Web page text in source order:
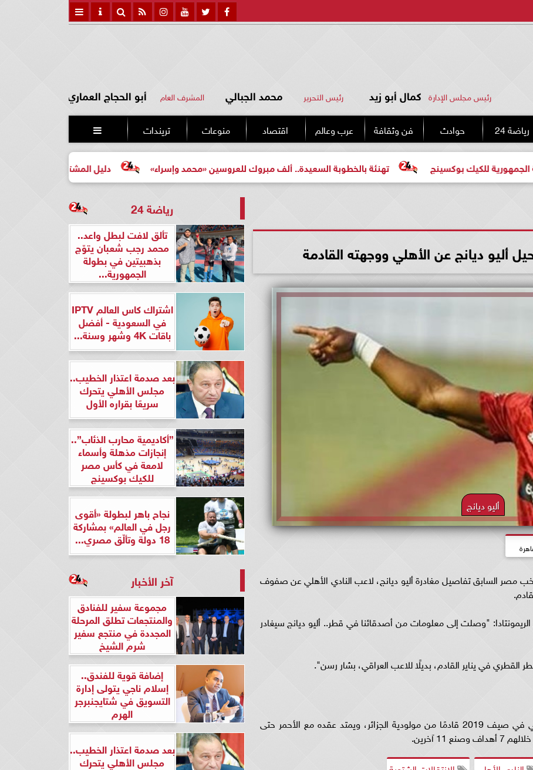
رئيس مجلس الإدارة كمال أبو زيد رئيس التحرير محمد الجبالي المشرف العام أبو الحجاج العماري
رياضة 24 حوادث فن وثقافة عرب وعالم اقتصاد منوعات تريندات 
دليل المشتري لأول مرة لاختيار مشروع تهنئة بالخطوبة السعيدة.. ألف مبروك للعروسين «محمد وإسراء» بوكسينج
ديانج عن الأهلي ووجهته القادمة
أليو ديانج
مصر السابق تفاصيل مغادرة أليو ديانج، لاعب النادي الأهلي عن صفوف
"وصلت إلى معلومات من أصدقائنا في قطر.. أليو ديانج سيغادر
وكان المالي أليو ديانج قد انضم لصفوف الأهلي في صيف 2019 قادمًا من مولودية الجزائر، ويمتد عقده مع الأحمر حتى
رياضة 24
تألق لافت لبطل واعد..
محمد رجب شعبان يتوّج
بذهبيتين في بطولة
الجمهورية...
اشتراك كاس العالم IPTV
في السعودية - أفضل
باقات 4K وشهر وسنة...
بعد صدمة اعتذار الخطيب..
مجلس الأهلي يتحرك
سريعًا بقراره الأول
”أكاديمية محارب الذئاب”..
إنجازات مذهلة وأسماء
لامعة في كأس مصر
للكيك بوكسينج
نجاح باهر لبطولة «أقوى
رجل في العالم» بمشاركة
18 دولة وتألّق مصري...
آخر الأخبار
مجموعة سفير للفنادق
والمنتجعات تطلق المرحلة
المجددة في منتجع سفير
شرم الشيخ
إضافة قوية للفندق..
إسلام ناجي يتولى إدارة
التسويق في شتايجنبرجر
الهرم
بعد صدمة اعتذار الخطيب..
مجلس الأهلي يتحرك